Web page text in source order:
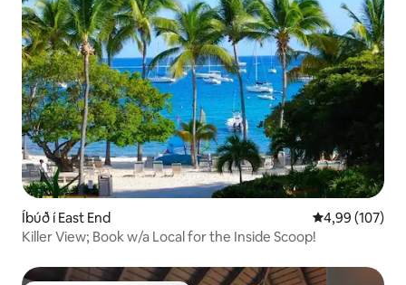
Íbúð í East End 4,99 af 5 í
4,99 (107)
Killer View; Book w/a Local for the Inside Scoop!